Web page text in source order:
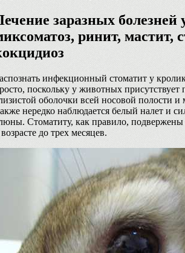
заразных болезней
ринит, мастит,
инфекционный стоматит у
поскольку у животных присутствует
оболочки всей носовой полости и
нередко наблюдается белый налет и
Стоматиту, как правило,
до трех месяцев.